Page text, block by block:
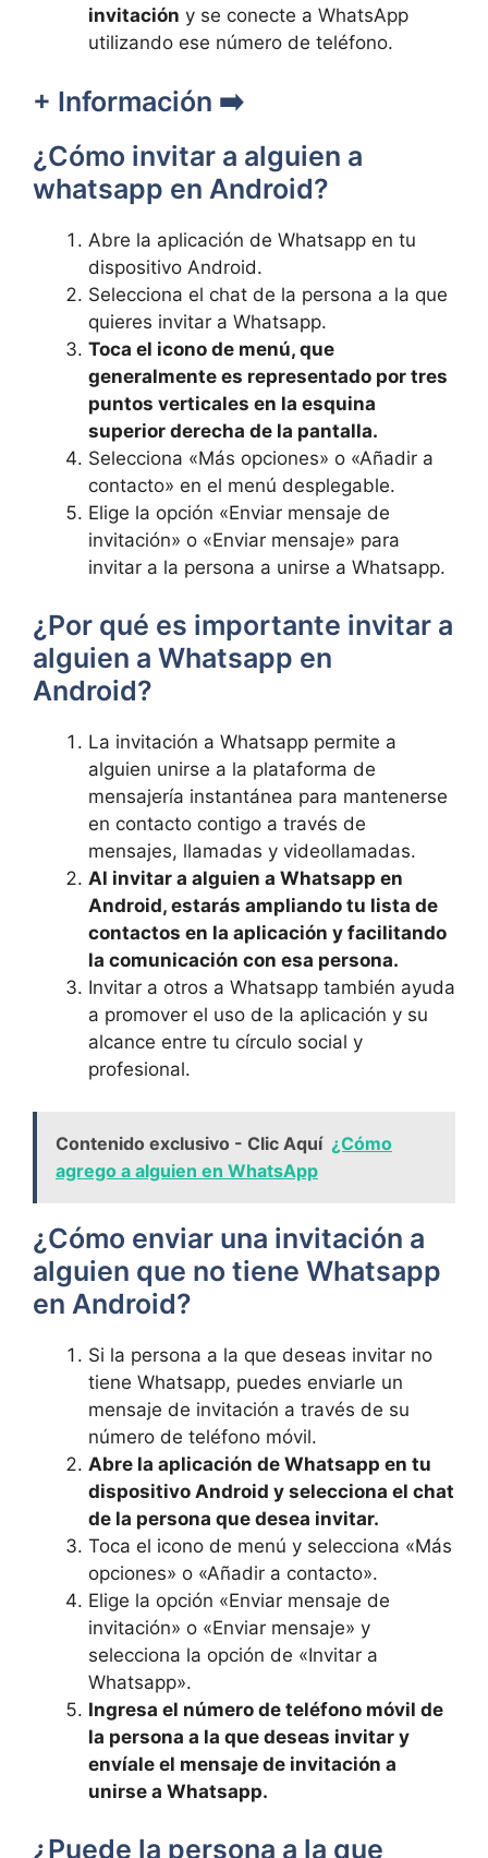
invitación y se conecte a WhatsApp
utilizando ese número de teléfono.
+ Información ➡️
¿Cómo invitar a alguien a
whatsapp en Android?
Abre la aplicación de Whatsapp en tu
dispositivo Android.
Selecciona el chat de la persona a la que
quieres invitar a Whatsapp.
Toca el icono de menú, que
generalmente es representado por tres
puntos verticales en la esquina
superior derecha de la pantalla.
Selecciona «Más opciones» o «Añadir a
contacto» en el menú desplegable.
Elige la opción «Enviar mensaje de
invitación» o «Enviar mensaje» para
invitar a la persona a unirse a Whatsapp.
¿Por qué es importante invitar a
alguien a Whatsapp en
Android?
La invitación a Whatsapp permite a
alguien unirse a la plataforma de
mensajería instantánea para mantenerse
en contacto contigo a través de
mensajes, llamadas y videollamadas.
Al invitar a alguien a Whatsapp en
Android, estarás ampliando tu lista de
contactos en la aplicación y facilitando
la comunicación con esa persona.
Invitar a otros a Whatsapp también ayuda
a promover el uso de la aplicación y su
alcance entre tu círculo social y
profesional.
Contenido exclusivo - Clic Aquí ¿Cómo
agrego a alguien en WhatsApp
¿Cómo enviar una invitación a
alguien que no tiene Whatsapp
en Android?
Si la persona a la que deseas invitar no
tiene Whatsapp, puedes enviarle un
mensaje de invitación a través de su
número de teléfono móvil.
Abre la aplicación de Whatsapp en tu
dispositivo Android y selecciona el chat
de la persona que desea invitar.
Toca el icono de menú y selecciona «Más
opciones» o «Añadir a contacto».
Elige la opción «Enviar mensaje de
invitación» o «Enviar mensaje» y
selecciona la opción de «Invitar a
Whatsapp».
Ingresa el número de teléfono móvil de
la persona a la que deseas invitar y
envíale el mensaje de invitación a
unirse a Whatsapp.
¿Puede la persona a la que